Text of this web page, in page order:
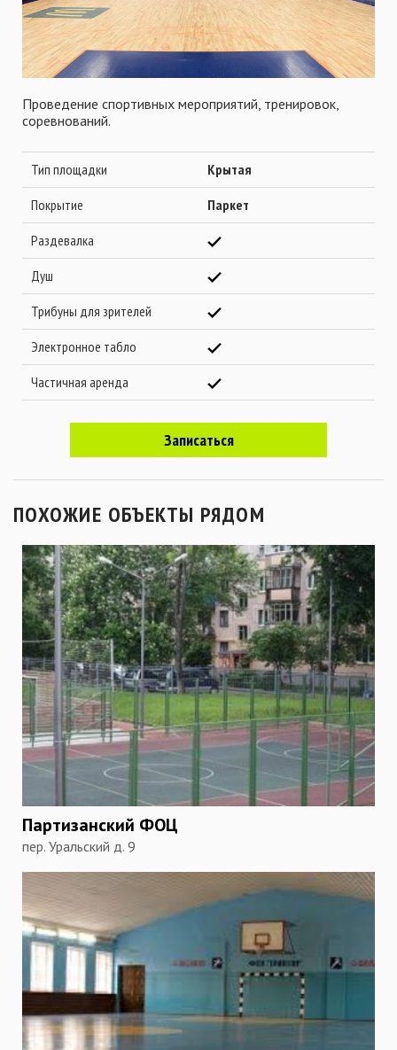
Проведение спортивных мероприятий, тренировок,
соревнований.
Тип площадки
Крытая
Покрытие
Паркет
Раздевалка
Душ
Трибуны для зрителей
Электронное табло
Частичная аренда
Записаться
ПОХОЖИЕ ОБЪЕКТЫ РЯДОМ
Партизанский ФОЦ
пер. Уральский д. 9